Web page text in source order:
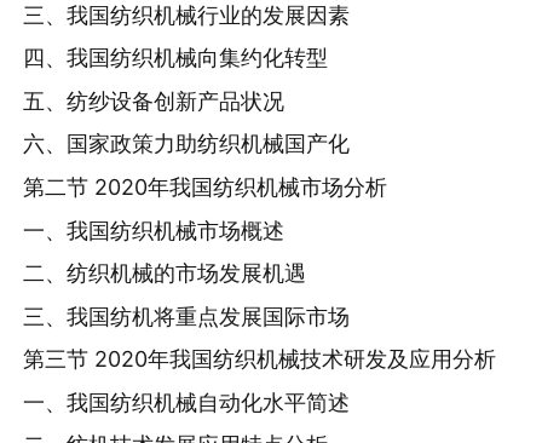
三、我国纺织机械行业的发展因素
四、我国纺织机械向集约化转型
五、纺纱设备创新产品状况
六、国家政策力助纺织机械国产化
第二节 2020年我国纺织机械市场分析
一、我国纺织机械市场概述
二、纺织机械的市场发展机遇
三、我国纺机将重点发展国际市场
第三节 2020年我国纺织机械技术研发及应用分析
一、我国纺织机械自动化水平简述